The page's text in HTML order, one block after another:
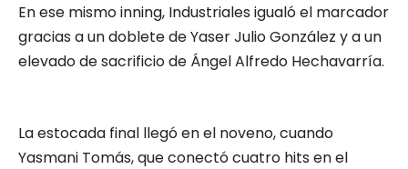
En ese mismo inning, Industriales igualó el marcador
gracias a un doblete de Yaser Julio González y a un
elevado de sacrificio de Ángel Alfredo Hechavarría.
La estocada final llegó en el noveno, cuando
Yasmani Tomás, que conectó cuatro hits en el